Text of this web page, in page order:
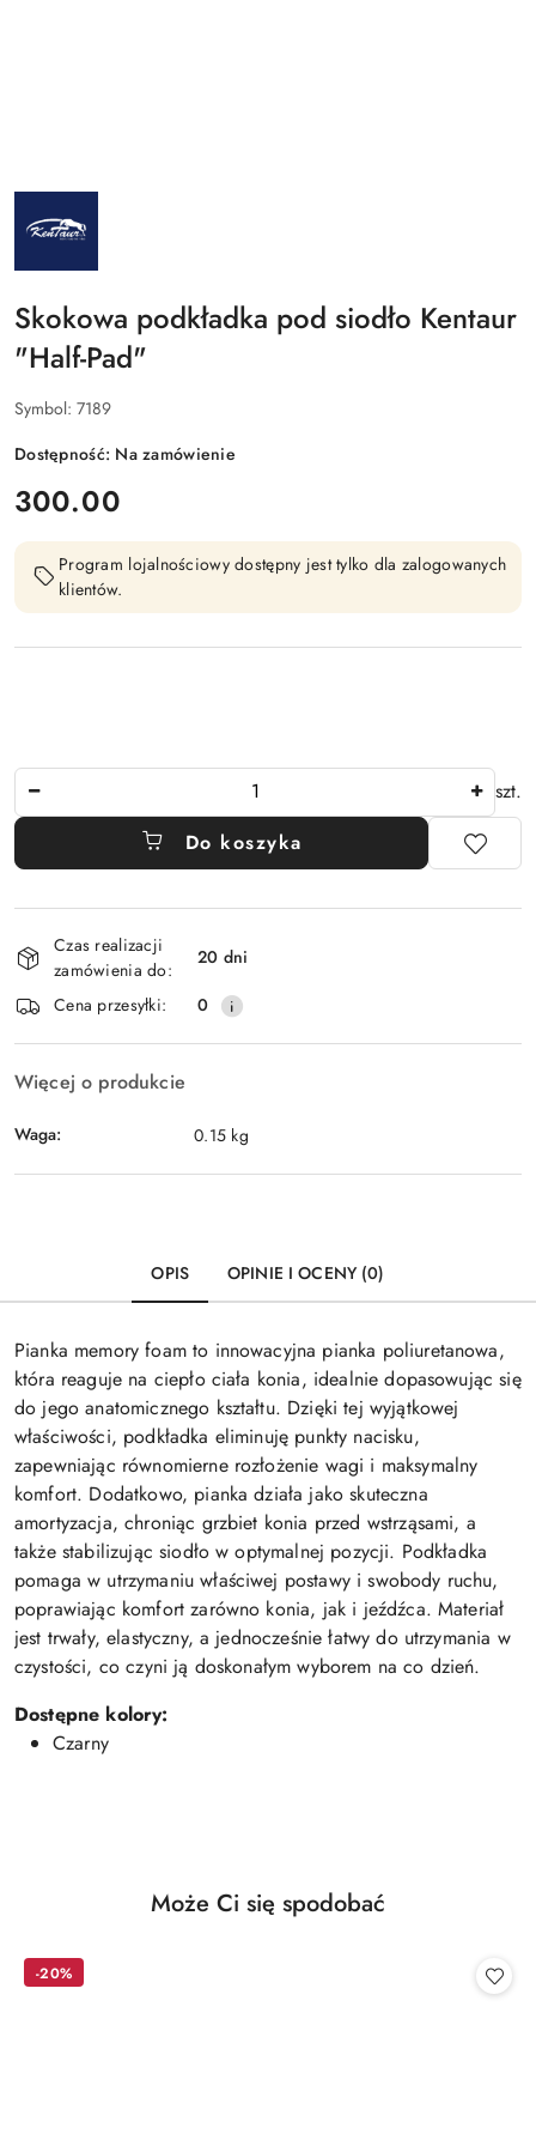
NAZWA
PRODUCENTA:
KENTAUR
Skokowa podkładka pod siodło Kentaur
"Half-Pad"
Symbol: 7189
Dostępność: Na zamówienie
cena:
300.00
Program lojalnościowy dostępny jest tylko dla zalogowanych
klientów.
szt.
Do koszyka
Dostępność
i
dostawa
Czas realizacji
zamówienia do:
20 dni
Cena przesyłki:
0
Więcej o produkcie
Waga: 0.15 kg
OPIS OPINIE I OCENY (0)
Pianka memory foam to innowacyjna pianka poliuretanowa,
która reaguje na ciepło ciała konia, idealnie dopasowując się
do jego anatomicznego kształtu. Dzięki tej wyjątkowej
właściwości, podkładka eliminuję punkty nacisku,
zapewniając równomierne rozłożenie wagi i maksymalny
komfort. Dodatkowo, pianka działa jako skuteczna
amortyzacja, chroniąc grzbiet konia przed wstrząsami, a
także stabilizując siodło w optymalnej pozycji. Podkładka
pomaga w utrzymaniu właściwej postawy i swobody ruchu,
poprawiając komfort zarówno konia, jak i jeźdźca. Materiał
jest trwały, elastyczny, a jednocześnie łatwy do utrzymania w
czystości, co czyni ją doskonałym wyborem na co dzień.
Dostępne kolory:
Czarny
Pomiń karuzelę produktów
Produkty
Może Ci się spodobać
-20%